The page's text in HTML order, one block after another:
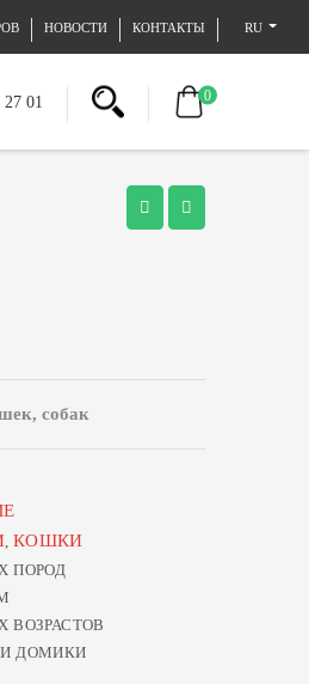
НОВОСТИ КОНТАКТЫ RU
01 0
собак
, КОШКИ
ПОРОД
ВОЗРАСТОВ
ДОМИКИ